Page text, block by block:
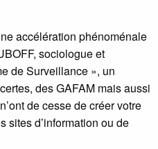
accélération phénoménale
sociologue et
de Surveillance », un
des GAFAM mais aussi
de cesse de créer votre
sites d’information ou de